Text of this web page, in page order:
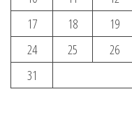
17
18 19
24
25 26
31